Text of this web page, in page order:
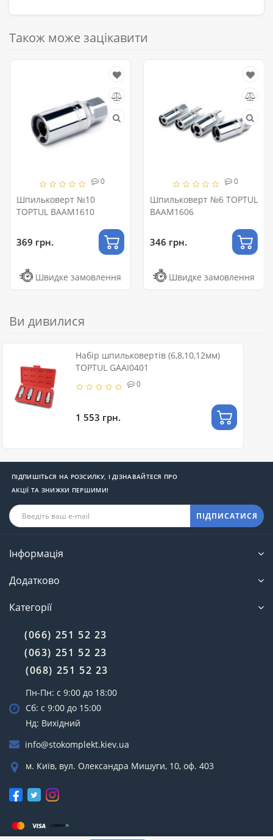
Також може зацікавити
0
Шпильковерт №10
TOPTUL BAAM1610
369 грн.
Швидке замовлення
0
Шпильковерт №6 TOPTUL
BAAM1606
346 грн.
Швидке замовлення
Ви дивилися
Набір шпильковертів (6,8,10,12мм)
TOPTUL GAAI0401
0
1 553 грн.
ПІДПИШІТЬСЯ НА РОЗСИЛКУ, І ДІЗНАВАЙТЕСЯ ПРО
АКЦІЇ ТА ЗНИЖКИ ПЕРШИМИ!
ПІДПИСАТИСЯ
Інформація
Додатково
Категорії
(066) 251 52 23
(063) 251 52 23
(068) 251 52 23
Пн-Пн: с 9:00 до 18:00
Сб: с 9:00 до 15:00
Нд: Вихідний
info@stokomplekt.kiev.ua
м. Київ, вул. Олександра Мишуги, 10, оф. 403